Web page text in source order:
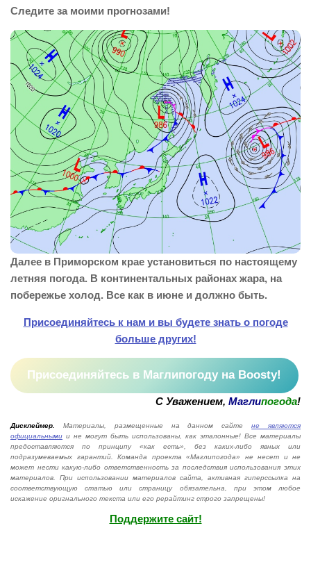
Следите за моими прогнозами!
Далее в Приморском крае установиться по настоящему
летняя погода. В континентальных районах жара, на
побережье холод. Все как в июне и должно быть.
Присоединяйтесь к нам и вы будете знать о погоде
больше других!
Присоединяйтесь в Маглипогоду на Boosty!
С Уважением, Маглипогода!
Дисклеймер. Материалы, размещенные на данном сайтене являются
официальными и не могут быть использованы, как эталонные! Все материалы
предоставляются по принципу «как есть», без каких-либо явных или
подразумеваемых гарантий. Команда проекта «Маглипогода» не несет и не
может нести какую-либо ответственность за последствия использования этих
материалов. При использовании материалов сайта, активная гиперссылка на
соответствующую статью или страницу обязательна, при этом любое
искажение оригнального текста или его рерайтинг строго запрещены!
Поддержите сайт!